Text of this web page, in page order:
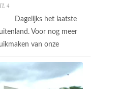
4
Dagelijks het laatste
Voor nog meer
van onze